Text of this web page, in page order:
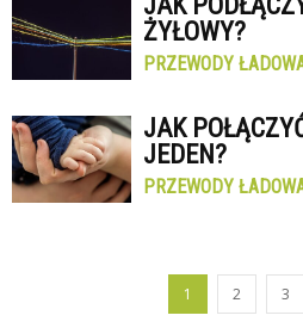
ŻYŁOWY?
PRZEWODY
JAK
JEDEN?
PRZEWODY
1 2 3